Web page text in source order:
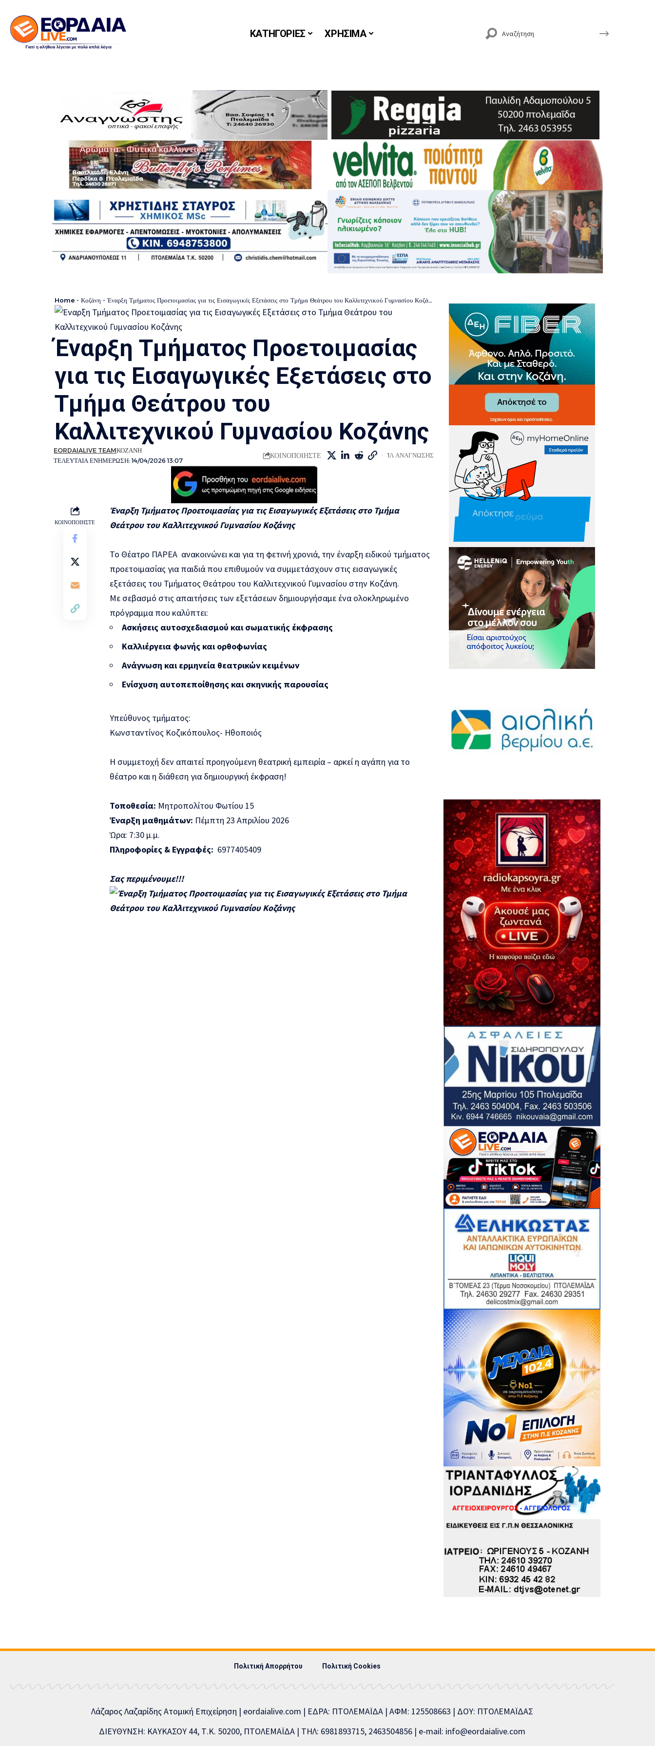
ΚΑΤΗΓΟΡΙΕΣ ΧΡΗΣΙΜΑ
Home - Κοζάνη -Έναρξη Τμήματος Προετοιμασίας για τις Εισαγωγικές Εξετάσεις στο Τμήμα Θεάτρου του Καλλιτεχνικού Γυμνασίου Κοζάνης
Έναρξη Τμήματος Προετοιμασίας
για τις Εισαγωγικές Εξετάσεις στο
Τμήμα Θεάτρου του
Καλλιτεχνικού Γυμνασίου Κοζάνης
ΤΕΛΕΥΤΑΙΑ ΕΝΗΜΕΡΩΣΗ: 14/04/2026 13:07
EORDAIALIVE TEAMΚΟΖΑΝΗ
ΚΟΙΝΟΠΟΙΗΣΤΕ 1Λ ΑΝΑΓΝΩΣΗΣ
ΚΟΙΝΟΠΟΙΗΣΤΕ
Έναρξη Τμήματος Προετοιμασίας για τις Εισαγωγικές Εξετάσεις στο Τμήμα
Θεάτρου του Καλλιτεχνικού Γυμνασίου Κοζάνης
Το Θέατρο ΠΑΡΕΑ ανακοινώνει και για τη φετινή χρονιά, την έναρξη ειδικού τμήματος
προετοιμασίας για παιδιά που επιθυμούν να συμμετάσχουν στις εισαγωγικές
εξετάσεις του Τμήματος Θεάτρου του Καλλιτεχνικού Γυμνασίου στην Κοζάνη.
Με σεβασμό στις απαιτήσεις των εξετάσεων δημιουργήσαμε ένα ολοκληρωμένο
πρόγραμμα που καλύπτει:
Ασκήσεις αυτοσχεδιασμού και σωματικής έκφρασης
Καλλιέργεια φωνής και ορθοφωνίας
Ανάγνωση και ερμηνεία θεατρικών κειμένων
Ενίσχυση αυτοπεποίθησης και σκηνικής παρουσίας
Υπεύθυνος τμήματος:
Κωνσταντίνος Κοζικόπουλος- Ηθοποιός
Η συμμετοχή δεν απαιτεί προηγούμενη θεατρική εμπειρία – αρκεί η αγάπη για το
θέατρο και η διάθεση για δημιουργική έκφραση!
Τοποθεσία: Μητροπολίτου Φωτίου 15
Έναρξη μαθημάτων: Πέμπτη 23 Απριλίου 2026
Ώρα: 7:30 μ.μ.
Πληροφορίες & Εγγραφές: 6977405409
Σας περιμένουμε!!!
Πολιτική Απορρήτου Πολιτική Cookies
Λάζαρος Λαζαρίδης Ατομική Επιχείρηση | eordaialive.com | ΕΔΡΑ: ΠΤΟΛΕΜΑΪΔΑ | ΑΦΜ: 125508663 | ΔΟΥ: ΠΤΟΛΕΜΑΪΔΑΣ
ΔΙΕΥΘΥΝΣΗ: ΚΑΥΚΑΣΟΥ 44, Τ.Κ. 50200, ΠΤΟΛΕΜΑΪΔΑ | ΤΗΛ: 6981893715, 2463504856 | e-mail: info@eordaialive.com